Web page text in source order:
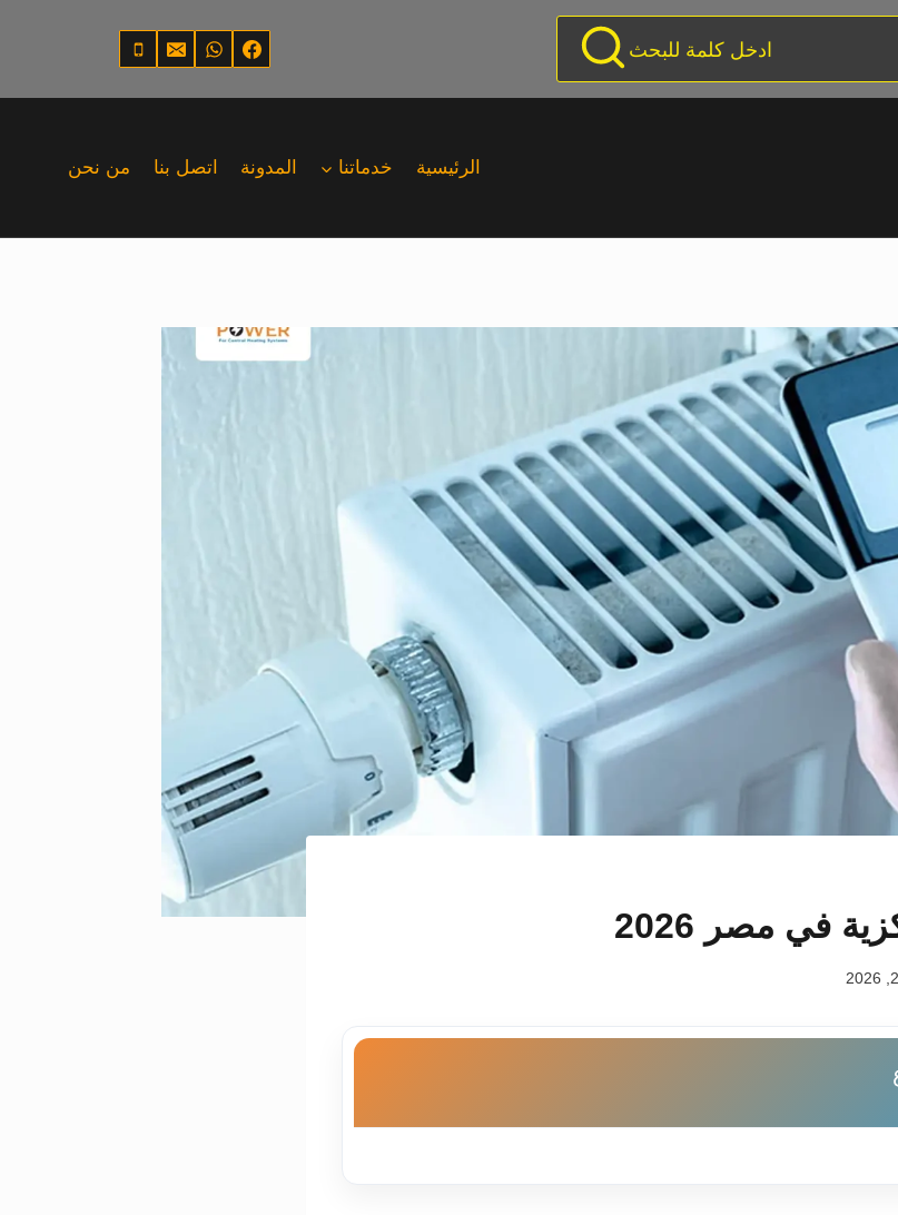
ادخل كلمة للبحث
الرئيسية خدماتنا المدونة اتصل بنا من نحن
في مصر 2026